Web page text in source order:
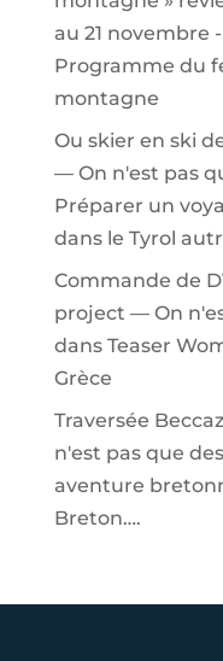
au 21 novembre
Programme du
montagne
Ou skier en ski
— On n'est pas
Préparer un
dans le Tyrol
Commande de
project — On
dans Teaser
Grèce
Traversée
n'est pas que
aventure
Breton….